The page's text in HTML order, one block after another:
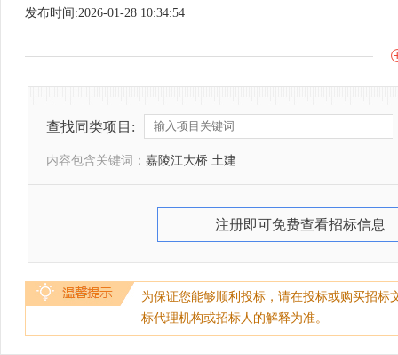
发布时间:2026-01-28 10:34:54
查找同类项目:
内容包含关键词： 嘉陵江大桥 土建
注册即可免费查看招标信息
为保证您能够顺利投标，请在投标或购买招
标代理机构或招标人的解释为准。